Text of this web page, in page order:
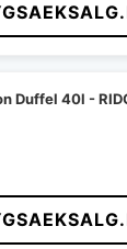
Duffel 40l -